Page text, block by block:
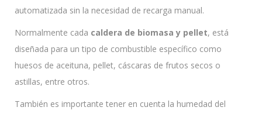
automatizada sin la necesidad de recarga manual.
Normalmente cada caldera de biomasa y pellet, está
diseñada para un tipo de combustible específico como
huesos de aceituna, pellet, cáscaras de frutos secos o
astillas, entre otros.
También es importante tener en cuenta la humedad del